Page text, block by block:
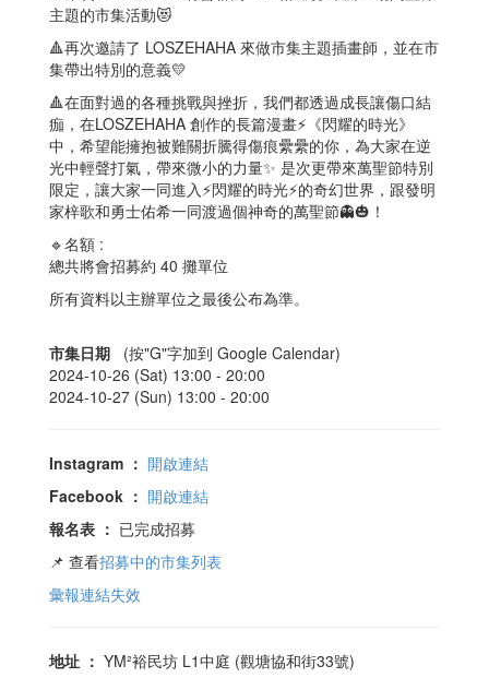
主題的市集活動😻
🔺再次邀請了 LOSZEHAHA 來做市集主題插畫師，並在市
集帶出特別的意義💛
🔺在面對過的各種挑戰與挫折，我們都透過成長讓傷口結
痂，在LOSZEHAHA 創作的長篇漫畫⚡️《閃耀的時光》
中，希望能擁抱被難關折騰得傷痕纍纍的你，為大家在逆
光中輕聲打氣，帶來微小的力量✨ 是次更帶來萬聖節特別
限定，讓大家一同進入⚡️閃耀的時光⚡️的奇幻世界，跟發明
家梓歌和勇士佑希一同渡過個神奇的萬聖節👻🎃！
🔹名額 :
總共將會招募約 40 攤單位
所有資料以主辦單位之最後公布為準。
市集日期
(按"G"字加到 Google Calendar)
2024-10-26 (Sat) 13:00 - 20:00
2024-10-27 (Sun) 13:00 - 20:00
Instagram ： 開啟連結
Facebook ： 開啟連結
報名表 ： 已完成招募
📌 查看招募中的市集列表
彙報連結失效
地址 ： YM²裕民坊 L1中庭 (觀塘協和街33號)